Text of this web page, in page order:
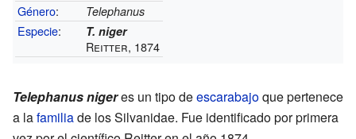
Género: Telephanus
Especie: T. niger
Reitter, 1874
Telephanus nigeres un tipo deescarabajoque pertenece
a lafamiliade los Silvanidae. Fue identificado por primera